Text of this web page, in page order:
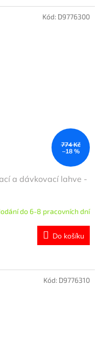
774 Kč
–18 %
a dávkovací lahve -
do 6-8 pracovních dní
Do košíku
Kód: D9776300
Kód: D9776310